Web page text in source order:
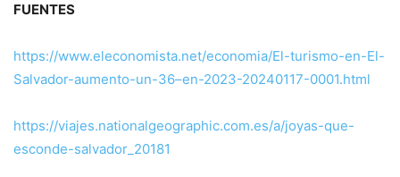
FUENTES
https://www.eleconomista.net/economia/El-turismo-en-El-
Salvador-aumento-un-36–en-2023-20240117-0001.html
https://viajes.nationalgeographic.com.es/a/joyas-que-
esconde-salvador_20181